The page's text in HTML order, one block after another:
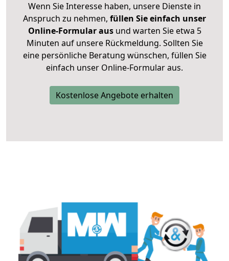
Wenn Sie Interesse haben, unsere Dienste in
Anspruch zu nehmen, füllen Sie einfach unser
Online-Formular ausund warten Sie etwa 5
Minuten auf unsere Rückmeldung. Sollten Sie
eine persönliche Beratung wünschen, füllen Sie
einfach unser Online-Formular aus.
Kostenlose Angebote erhalten